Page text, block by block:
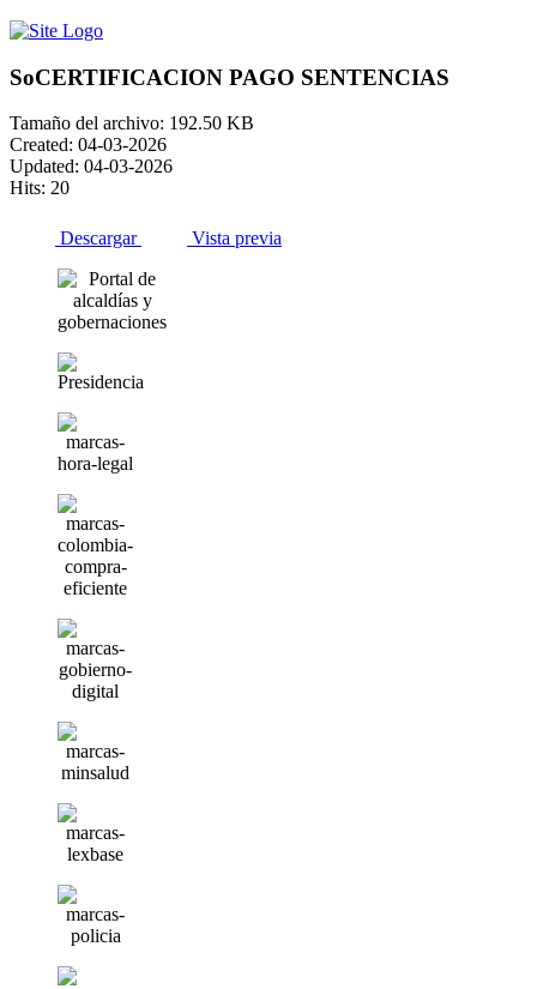
SoCERTIFICACION PAGO SENTENCIAS
Tamaño del archivo: 192.50 KB
Created: 04-03-2026
Updated: 04-03-2026
Hits: 20
Descargar Vista previa